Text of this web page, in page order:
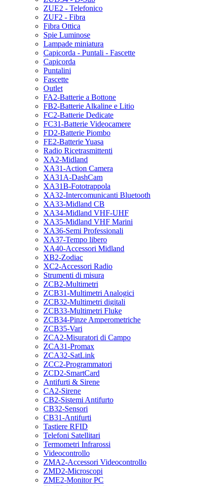
ZUE2 - Telefonico
ZUF2 - Fibra
Fibra Ottica
Spie Luminose
Lampade miniatura
Capicorda - Puntali - Fascette
Capicorda
Puntalini
Fascette
Outlet
FA2-Batterie a Bottone
FB2-Batterie Alkaline e Litio
FC2-Batterie Dedicate
FC31-Batterie Videocamere
FD2-Batterie Piombo
FE2-Batterie Yuasa
Radio Ricetrasmittenti
XA2-Midland
XA31-Action Camera
XA31A-DashCam
XA31B-Fototrappola
XA32-Intercomunicanti Bluetooth
XA33-Midland CB
XA34-Midland VHF-UHF
XA35-Midland VHF Marini
XA36-Semi Professionali
XA37-Tempo libero
XA40-Accessori Midland
XB2-Zodiac
XC2-Accessori Radio
Strumenti di misura
ZCB2-Multimetri
ZCB31-Multimetri Analogici
ZCB32-Multimetri digitali
ZCB33-Multimetri Fluke
ZCB34-Pinze Amperometriche
ZCB35-Vari
ZCA2-Misuratori di Campo
ZCA31-Promax
ZCA32-SatLink
ZCC2-Programmatori
ZCD2-SmartCard
Antifurti & Sirene
CA2-Sirene
CB2-Sistemi Antifurto
CB32-Sensori
CB31-Antifurti
Tastiere RFID
Telefoni Satellitari
Termometri Infrarossi
Videocontrollo
ZMA2-Accessori Videocontrollo
ZMD2-Microscopi
ZME2-Monitor PC